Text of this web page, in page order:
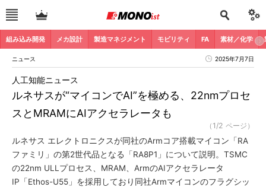
組み込み開発 メカ設計 製造マネジメント モビリティ FA 素材／化学
ニュース 2025年7月7日
ルネサスが“マイコンでAI”を極める、22nmプロセ
スとMRAMにAIアクセラレータも
人工知能ニュース
（1/2 ページ）
ルネサス エレクトロニクスが同社のArmコア搭載マイコン「RA
ファミリ」の第2世代品となる「RA8P1」について説明。TSMC
の22nm ULLプロセス、MRAM、ArmのAIアクセラレータ
IP「Ethos-U55」を採用しており同社Armマイコンのフラグシッ